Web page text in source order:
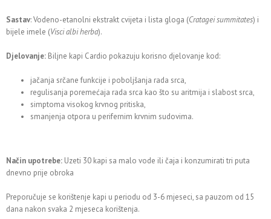
Sastav: Vodeno-etanolni ekstrakt cvijeta i lista gloga (Cratagei summitates) i
bijele imele (Visci albi herba).
Djelovanje: Biljne kapi Cardio pokazuju korisno djelovanje kod:
jačanja srčane funkcije i poboljšanja rada srca,
regulisanja poremećaja rada srca kao što su aritmija i slabost srca,
simptoma visokog krvnog pritiska,
smanjenja otpora u perifernim krvnim sudovima.
Način upotrebe: Uzeti 30 kapi sa malo vode ili čaja i konzumirati tri puta
dnevno prije obroka
Preporučuje se korištenje kapi u periodu od 3-6 mjeseci, sa pauzom od 15
dana nakon svaka 2 mjeseca korištenja.